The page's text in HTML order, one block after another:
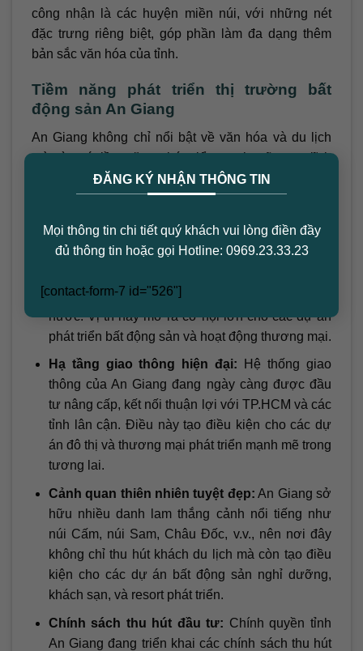
ĐĂNG KÝ NHẬN THÔNG TIN
Mọi thông tin chi tiết quý khách vui lòng điền đầy
đủ thông tin hoặc gọi Hotline: 0969.23.33.23
[contact-form-7 id="526"]
công nhận là các huyện miền núi, với những nét
đặc trưng riêng biệt, góp phần làm đa dạng thêm
bản sắc văn hóa của tỉnh.
Tiềm năng phát triển thị trường bất
động sản An Giang
An Giang không chỉ nổi bật về văn hóa và du lịch
mà còn có tiềm năng phát triển mạnh mẽ trong lĩnh
vực bất động sản. Dưới đây là một số yếu tố quan
trọng góp phần tạo nên sức hút của thị trường bất
Vị trí chiến lược:Nằm giữa giao thương quốc tế
quan trọng, thu hút các nhà đầu tư trong và ngoài
nước. Vị trí này mở ra cơ hội lớn cho các dự án
phát triển bất động sản và hoạt động thương mại.
Hạ tầng giao thông hiện đại: Hệ thống giao
thông của An Giang đang ngày càng được đầu
tư nâng cấp, kết nối thuận lợi với TP.HCM và các
tỉnh lân cận. Điều này tạo điều kiện cho các dự
án đô thị và thương mại phát triển mạnh mẽ trong
tương lai.
Cảnh quan thiên nhiên tuyệt đẹp: An Giang sở
hữu nhiều danh lam thắng cảnh nổi tiếng như
núi Cấm, núi Sam, Châu Đốc, v.v., nên nơi đây
không chỉ thu hút khách du lịch mà còn tạo điều
kiện cho các dự án bất động sản nghỉ dưỡng,
khách sạn, và resort phát triển.
Chính sách thu hút đầu tư: Chính quyền tỉnh
An Giang đang triển khai các chính sách thu hút